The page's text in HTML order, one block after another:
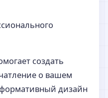
создать
о вашем
дизайн